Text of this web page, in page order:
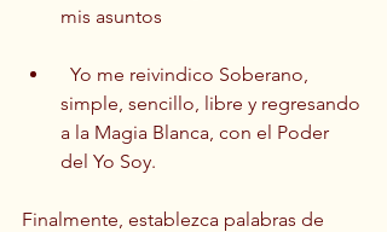
mis asuntos
simple, sencillo, libre y regresando
a la Magia Blanca, con el Poder
del Yo Soy.
Finalmente, establezca palabras de